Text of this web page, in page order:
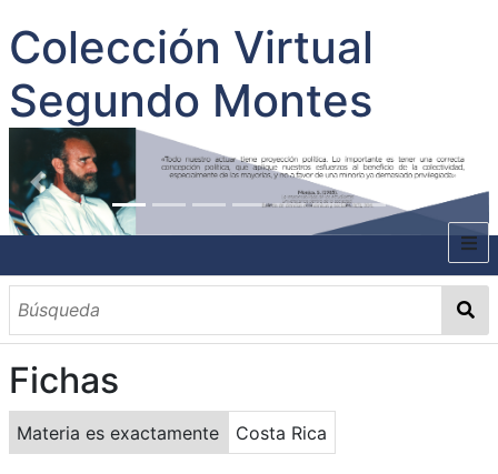
Colección Virtual
Segundo Montes
INICIO
SOBRE EL AUTOR
CONTENIDO
TODOS LOS DOCUMENTOS
CATEGORIAS
OBRAS SOBRE EL AUTOR P. SEGUNDO MONTES
MATERIAS
PALABRAS CLAVES
MULTIMEDIA
Fichas
Materia es exactamente Costa Rica